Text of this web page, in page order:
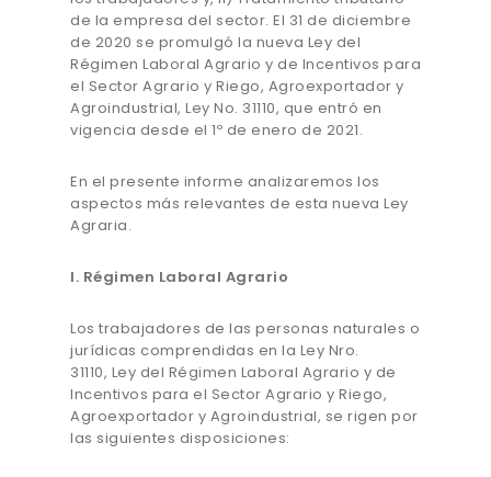
de la empresa del sector. El 31 de diciembre
de 2020 se promulgó la nueva Ley del
Régimen Laboral Agrario y de Incentivos para
el Sector Agrario y Riego, Agroexportador y
Agroindustrial, Ley No. 31110, que entró en
vigencia desde el 1º de enero de 2021.
En el presente informe analizaremos los
aspectos más relevantes de esta nueva Ley
Agraria.
I. Régimen Laboral Agrario
Los trabajadores de las personas naturales o
jurídicas comprendidas en la Ley Nro.
31110, Ley del Régimen Laboral Agrario y de
Incentivos para el Sector Agrario y Riego,
Agroexportador y Agroindustrial, se rigen por
las siguientes disposiciones: